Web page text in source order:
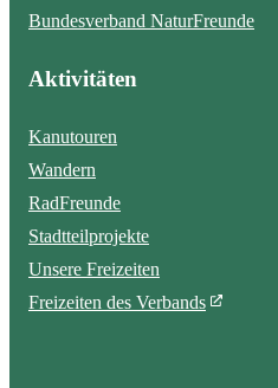
Bundesverband NaturFreunde
Aktivitäten
Kanutouren
Wandern
RadFreunde
Stadtteilprojekte
Unsere Freizeiten
Freizeiten des Verbands